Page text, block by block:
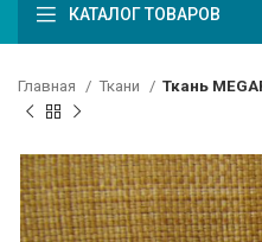
КАТАЛОГ ТОВАРОВ
Главная Ткани Ткань